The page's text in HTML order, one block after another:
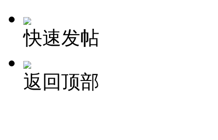
快速发帖
返回顶部